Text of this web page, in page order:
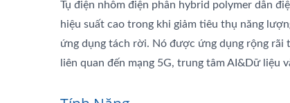
Tụ điện nhôm điện phân hybrid polymer dẫn
hiệu suất cao trong khi giảm tiêu thụ năng
ứng dụng tách rời. Nó được ứng dụng rộng rãi
liên quan đến mạng 5G, trung tâm AI&Dữ liệu